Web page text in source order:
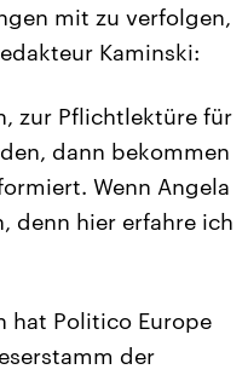
mit zu verfolgen,
Kaminski:
zur Pflichtlektüre für
dann bekommen
Wenn Angela
denn hier erfahre ich
hat Politico Europe
der